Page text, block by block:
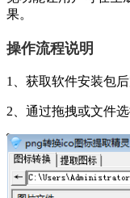
果。
操作流程说明
1、获取软件安装包
2、通过拖拽或文件